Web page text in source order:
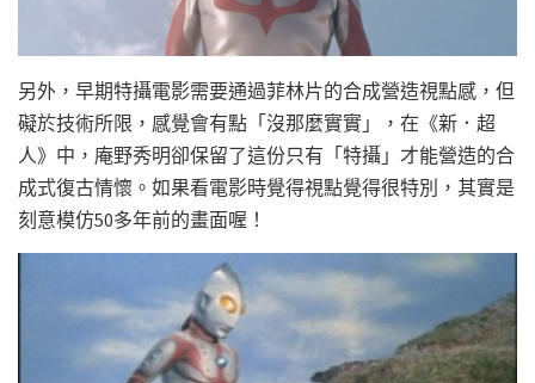
另外，早期特攝電影需要通過菲林片的合成營造視點感，但
礙於技術所限，感覺會有點「沒那麼實實」，在《新．超
人》中，庵野秀明卻保留了這份只有「特攝」才能營造的合
成式復古情懷。如果看電影時覺得視點覺得很特別，其實是
刻意模仿50多年前的畫面喔！